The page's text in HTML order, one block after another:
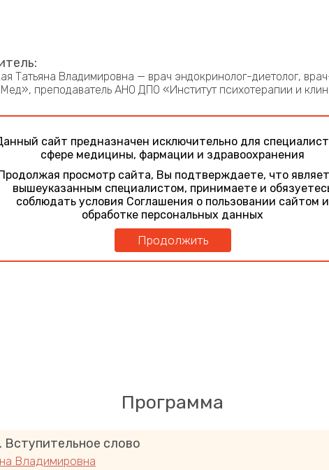
Татьяна Владимировна — врач эндокринолог-диетолог,
преподаватель АНО ДПО «Институт психотерапии и
Программа
слово
Владимировна
сайт предназначен исключительно для
сфере медицины, фармации и здравоохранения
просмотр сайта, Вы подтверждаете, что
вышеуказанным специалистом, принимаете и
соблюдать условия Соглашения о пользовании сайтом и
обработке персональных данных
Продолжить